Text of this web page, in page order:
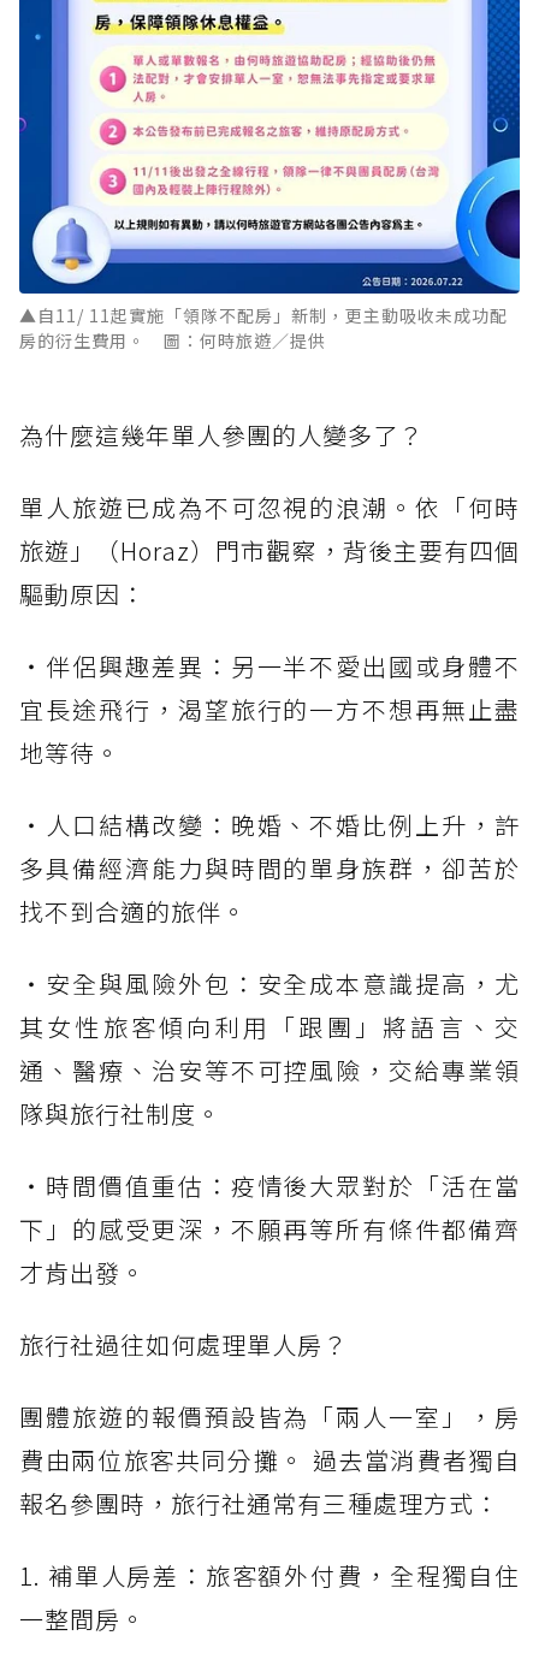
▲自11/ 11起實施「領隊不配房」新制，更主動吸收未成功配
房的衍生費用。 圖：何時旅遊／提供
為什麼這幾年單人參團的人變多了？
單人旅遊已成為不可忽視的浪潮。依「何時
旅遊」（Horaz）門市觀察，背後主要有四個
驅動原因：
・伴侶興趣差異：另一半不愛出國或身體不
宜長途飛行，渴望旅行的一方不想再無止盡
地等待。
・人口結構改變：晚婚、不婚比例上升，許
多具備經濟能力與時間的單身族群，卻苦於
找不到合適的旅伴。
・安全與風險外包：安全成本意識提高，尤
其女性旅客傾向利用「跟團」將語言、交
通、醫療、治安等不可控風險，交給專業領
隊與旅行社制度。
・時間價值重估：疫情後大眾對於「活在當
下」的感受更深，不願再等所有條件都備齊
才肯出發。
旅行社過往如何處理單人房？
團體旅遊的報價預設皆為「兩人一室」，房
費由兩位旅客共同分攤。 過去當消費者獨自
報名參團時，旅行社通常有三種處理方式：
1. 補單人房差：旅客額外付費，全程獨自住
一整間房。